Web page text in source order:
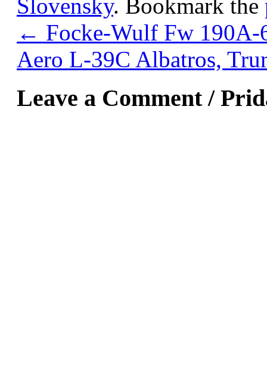
Slovensky. Bookmark the
← Focke-Wulf Fw 190A-
Aero L-39C Albatros,
Leave a Comment /